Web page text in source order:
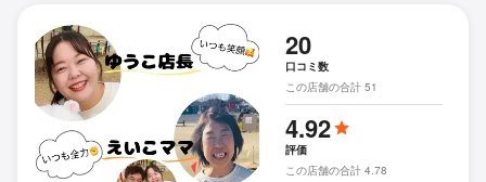
20
口コミ数
この店舗の合計 51
4.92
評価
この店舗の合計 4.78